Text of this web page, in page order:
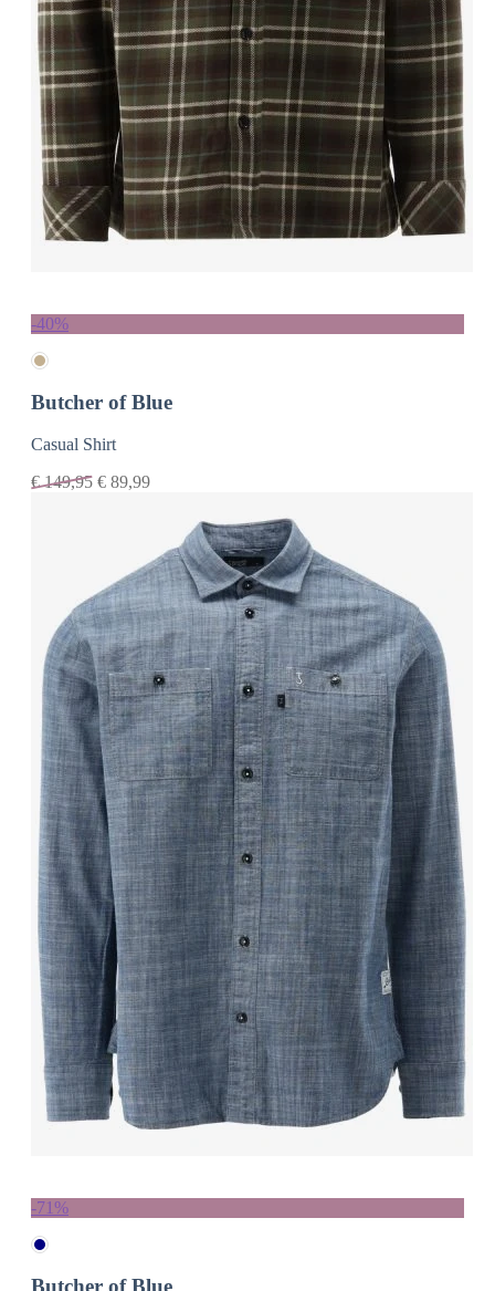
-40%
Butcher of Blue
Casual Shirt
€149,95 € 89,99
-71%
Butcher of Blue